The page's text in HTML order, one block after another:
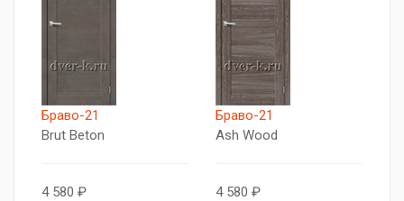
Браво-21
Brut Beton
4 580 ₽
Браво-21
Ash Wood
4 580 ₽